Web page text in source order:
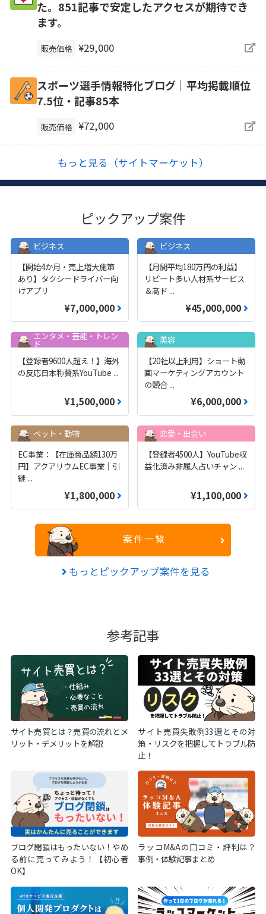
た。851記事で安定したアクセスが期待でき
ます。
販売価格 ¥29,000
スポーツ選手情報特化ブログ｜平均掲載順位
7.5位・記事85本
販売価格 ¥72,000
もっと見る（サイトマーケット）
ピックアップ案件
ビジネス
【開始4か月・売上増大施策
あり】タクシードライバー向
けアプリ
¥7,000,000
ビジネス
【月間平均180万円の利益】
リピート多い人材系サービス
＆高ド ...
¥45,000,000
エンタメ・芸能・トレン
ド
【登録者9600人超え！】海外
の反応日本称賛系YouTube ...
¥1,500,000
美容
【20社以上利用】ショート動
画マーケティングアカウント
の競合...
¥6,000,000
ペット・動物
EC事業：【在庫商品額130万
円】アクアリウムEC事業｜引
継 ...
¥1,800,000
恋愛・出会い
【登録者4500人】YouTube収
益化済み非属人占いチャン ...
¥1,100,000
案件一覧
もっとピックアップ案件を見る
参考記事
サイト売買とは？売買の流れとメ
リット・デメリットを解説
サイト売買失敗例33選とその対
策・リスクを把握してトラブル防
止！
ブログ閉鎖はもったいない！やめ
る前に売ってみよう！【初心者
OK】
ラッコM&Aの口コミ・評判は？
事例・体験記事まとめ